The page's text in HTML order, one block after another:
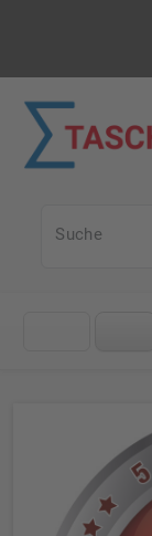
Suche